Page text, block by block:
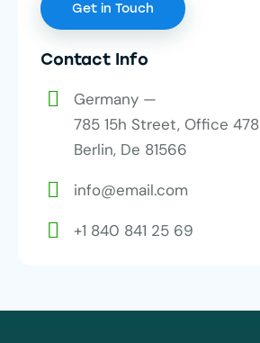
Contact Info
Germany —
785 15h Street, Office 478
Berlin, De 81566
info@email.com
+1 840 841 25 69